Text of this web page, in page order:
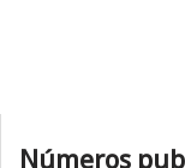
Números